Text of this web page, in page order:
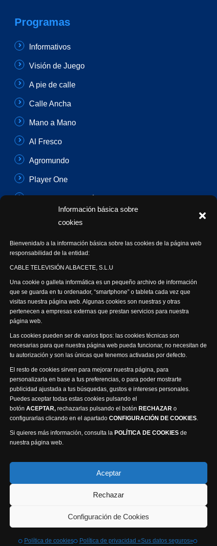
Información básica sobre
cookies
Bienvenida/o a la información básica sobre las cookies de la página web
responsabilidad de la entidad:
CABLE TELEVISIÓN ALBACETE, S.L.U
Una cookie o galleta informática es un pequeño archivo de información
que se guarda en tu ordenador, “smartphone” o tableta cada vez que
visitas nuestra página web. Algunas cookies son nuestras y otras
pertenecen a empresas externas que prestan servicios para nuestra
página web.
Las cookies pueden ser de varios tipos: las cookies técnicas son
necesarias para que nuestra página web pueda funcionar, no necesitan de
tu autorización y son las únicas que tenemos activadas por defecto.
El resto de cookies sirven para mejorar nuestra página, para
personalizarla en base a tus preferencias, o para poder mostrarte
publicidad ajustada a tus búsquedas, gustos e intereses personales.
Puedes aceptar todas estas cookies pulsando el
botón ACEPTAR, rechazarlas pulsando el botón RECHAZAR o
configurarlas clicando en el apartado CONFIGURACIÓN DE COOKIES.
Si quieres más información, consulta la POLÍTICA DE COOKIES de
nuestra página web.
Aceptar
Rechazar
Configuración de Cookies
Política de cookies Política de privacidad «Sus datos seguros»
Programas
Informativos
Visión de Juego
A pie de calle
Calle Ancha
Mano a Mano
Al Fresco
Agromundo
Player One
Síguenos
Política de privacidad
Política de cookies
Accesibilidad
Compromiso con la protección de datos personales
Visión Seis Televisión © 2014 Parque Empresarial
Ajusa, Calle 1 nº1, Ctra. Ayora - km 2.2, 02006
Albacete, España - Tel.967 240 648